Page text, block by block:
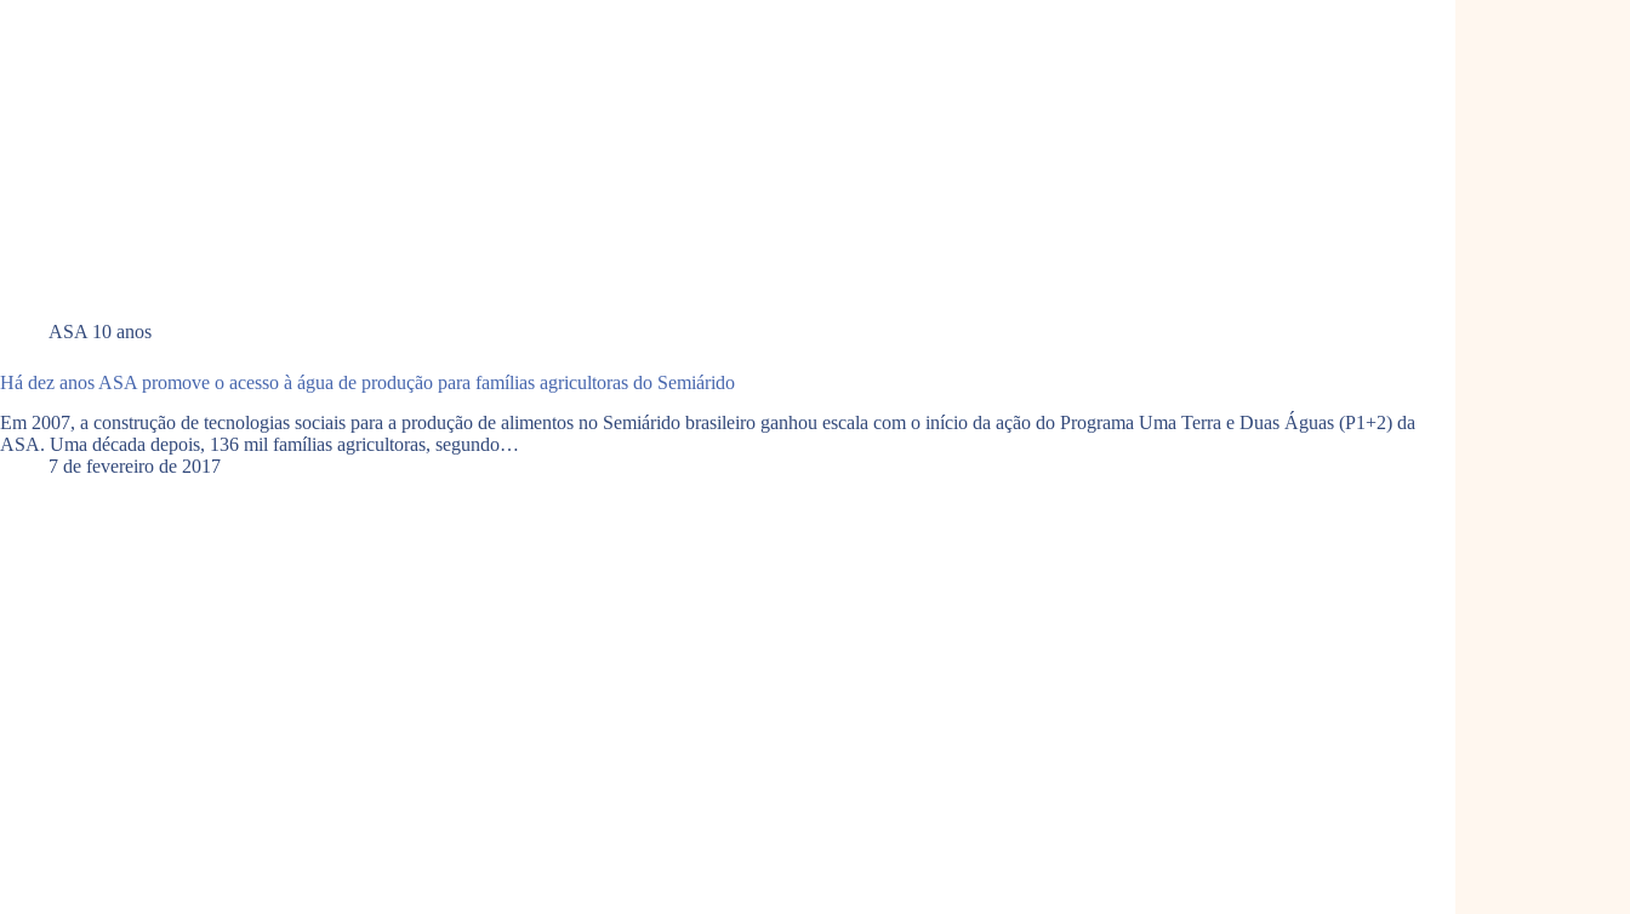
ASA 10 anos
Há dez anos ASA promove o acesso à água de produção para famílias agricultoras do Semiárido
Em 2007, a construção de tecnologias sociais para a produção de alimentos no Semiárido brasileiro ganhou escala com o início da ação do Programa Uma Terra e Duas Águas (P1+2) da
ASA. Uma década depois, 136 mil famílias agricultoras, segundo…
7 de fevereiro de 2017